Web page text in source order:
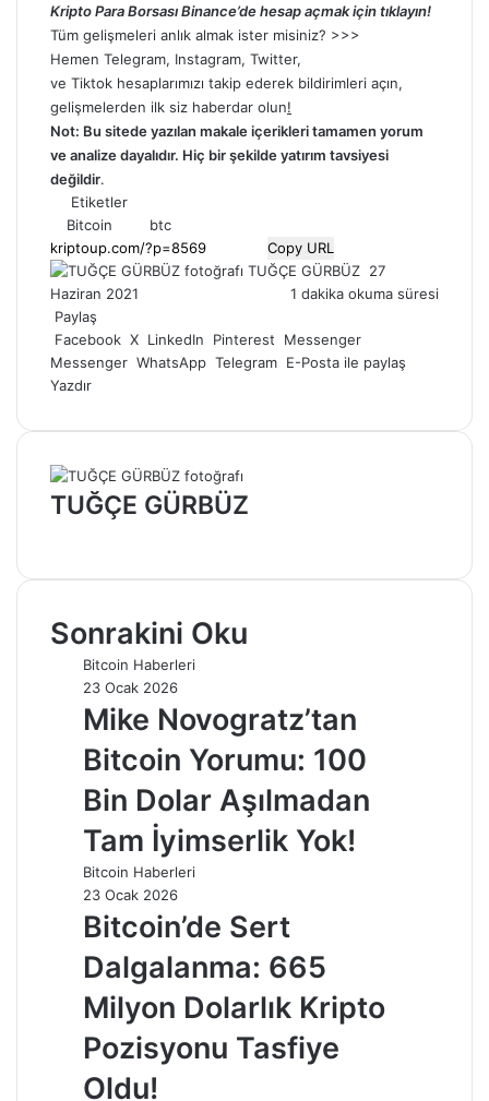
Kripto Para Borsası Binance’de hesap açmak için tıklayın!
Tüm gelişmeleri anlık almak ister misiniz? >>>
Hemen Telegram, Instagram, Twitter,
ve Tiktok hesaplarımızı takip ederek bildirimleri açın,
gelişmelerden ilk siz haberdar olun!
Not: Bu sitede yazılan makale içerikleri tamamen yorum
ve analize dayalıdır. Hiç bir şekilde yatırım tavsiyesi
değildir.
Etiketler
Bitcoin
btc
Copy URL
TUĞÇE GÜRBÜZ Bir
e-
27
Haziran 2021
1 dakika okuma süresi
Paylaş
Facebook X LinkedIn Pinterest
Messenger
Messenger WhatsApp Telegram E-Posta ile paylaş
Yazdır
TUĞÇE GÜRBÜZ
Sonrakini Oku
Bitcoin Haberleri
23 Ocak 2026
Mike Novogratz’tan
Bitcoin Yorumu: 100
Bin Dolar Aşılmadan
Tam İyimserlik Yok!
Bitcoin Haberleri
23 Ocak 2026
Bitcoin’de Sert
Dalgalanma: 665
Milyon Dolarlık Kripto
Pozisyonu Tasfiye
Oldu!